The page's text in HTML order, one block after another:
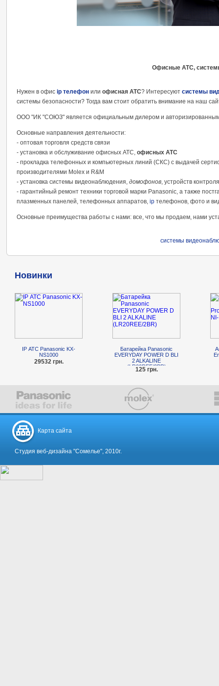
Офисные АТС,
Нужен в офис ip телефон или офисная АТС? Интересуют системы
системы безопасности? Тогда вам стоит обратить внимание на наш
ООО "ИК "СОЮЗ" является официальным дилером и авторизированным
Основные направления деятельности:
- оптовая торговля средств связи
- установка и обслуживание офисных АТС, офисных АТС
- прокладка телефонных и компьютерных линий (СКС) с выдачей
производителями Molex и R&M
- установка системы видеонаблюдения, домофонов, устройств
- гарантийный ремонт техники торговой марки Panasonic, а также
плазменных панелей, телефонных аппаратов, ip телефонов, фото и
Основные преимущества работы с нами: все, что мы продаем, нами
системы
Новинки
IP АТС Panasonic KX-
NS1000
29532 грн.
Батарейка Panasonic
EVERYDAY POWER D BLI
2 ALKALINE
(LR20REE/2BR)
125 грн.
Карта сайта
Студия веб-дизайна "Сомелье", 2010г.